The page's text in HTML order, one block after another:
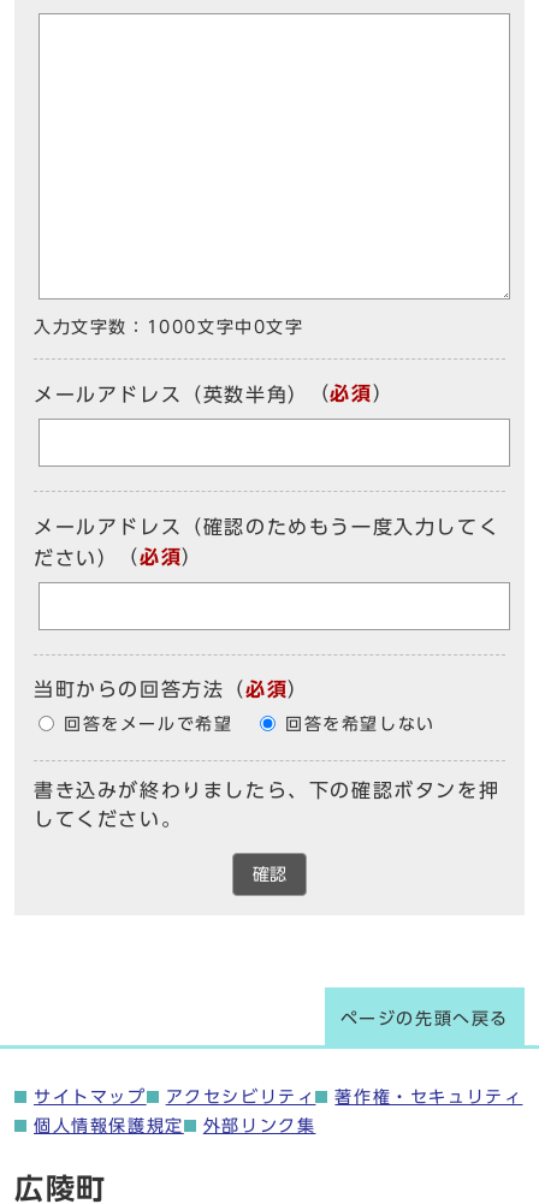
入力文字数： 1000文字中 0文字
メールアドレス（英数半角） （必須）
メールアドレス（確認のためもう一度入力してく
ださい）
（必須）
当町からの回答方法 （必須）
回答をメールで希望 回答を希望しない
書き込みが終わりましたら、下の確認ボタンを押
してください。
確認
ページの先頭へ戻る
サイトマップ アクセシビリティ
著作権・セキュリティ
個人情報保護規定
外部リンク集
広陵町